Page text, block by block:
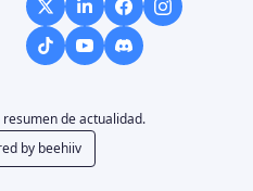
de actualidad.
by beehiiv